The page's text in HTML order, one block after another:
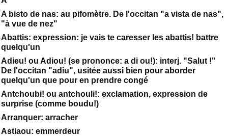
A bisto de nas: au pifomètre. De l'occitan "a vista de nas",
"à vue de nez"
Abattis: expression: je vais te caresser les abattis! battre
quelqu'un
Adieu! ou Adiou! (se prononce: a di ou!): interj. "Salut !"
De l'occitan "adiu", usitée aussi bien pour aborder
quelqu'un que pour en prendre congé
Antchoubi! ou antchouli!: exclamation, expression de
surprise (comme boudu!)
Arranquer: arracher
Astiaou: emmerdeur